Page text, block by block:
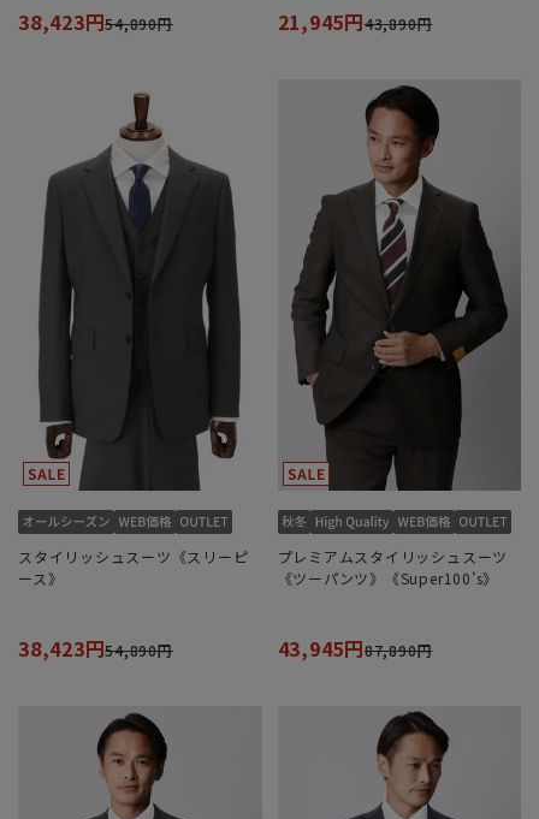
38,423円54,890円 21,945円43,890円
スタイリッシュスーツ《スリーピ
ース》
38,423円54,890円
プレミアムスタイリッシュスーツ
《ツーパンツ》《Super100’s》
43,945円87,890円